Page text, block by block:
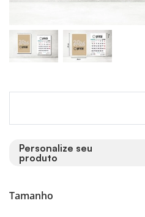
Personalize seu
produto
Tamanho